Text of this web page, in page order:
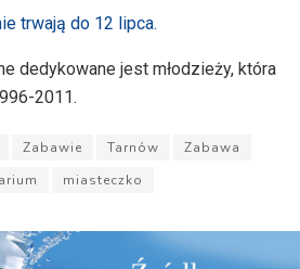
trwają do 12 lipca.
dedykowane jest młodzieży, która
2011.
Zabawie Tarnów
Zabawa
miasteczko